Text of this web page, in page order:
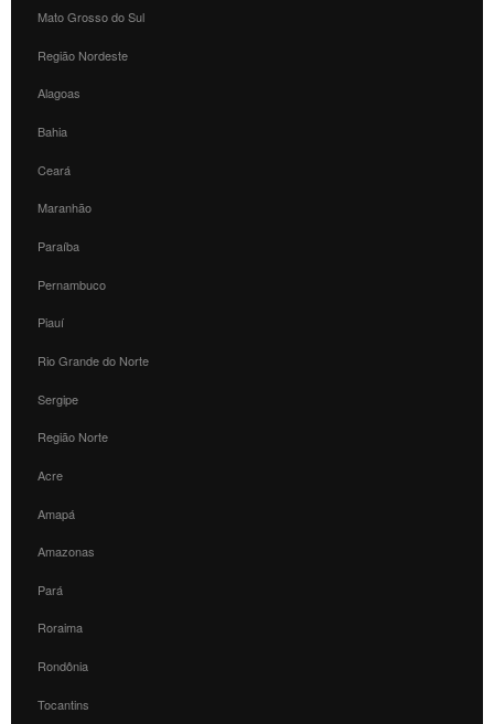
Mato Grosso do Sul
Região Nordeste
Alagoas
Bahia
Ceará
Maranhão
Paraíba
Pernambuco
Piauí
Rio Grande do Norte
Sergipe
Região Norte
Acre
Amapá
Amazonas
Pará
Roraima
Rondônia
Tocantins